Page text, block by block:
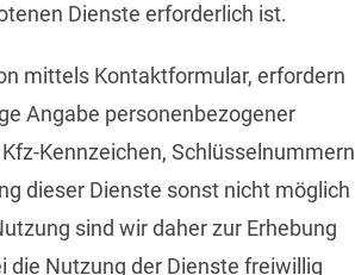
Dienste erforderlich ist.
mittels Kontaktformular, erfordern
Angabe personen­bezogener
Kennzeichen, Schlüsselnummern
dieser Dienste sonst nicht möglich
sind wir daher zur Erhebung
die Nutzung der Dienste freiwillig